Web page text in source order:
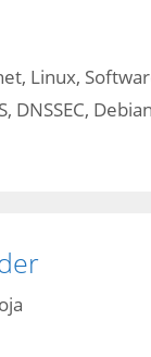
, Linux,
, DNSSEC, Debian